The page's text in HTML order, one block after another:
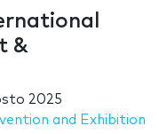
&
2025
and Exhibition